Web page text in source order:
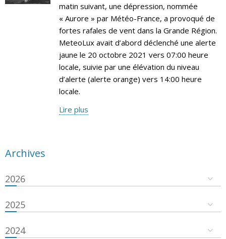
matin suivant, une dépression, nommée
« Aurore » par Météo-France, a provoqué de
fortes rafales de vent dans la Grande Région.
MeteoLux avait d’abord déclenché une alerte
jaune le 20 octobre 2021 vers 07:00 heure
locale, suivie par une élévation du niveau
d’alerte (alerte orange) vers 14:00 heure
locale.
Lire plus
Archives
2026
2025
2024